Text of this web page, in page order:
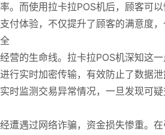
。而使用拉卡拉POS机后，顾客可
付体验，不仅提升了顾客的满意度，
营的生命线。拉卡拉POS机深知这
行实时加密传输，有效防止了数据
时监测交易异常情况，一旦发现可
遭遇过网络诈骗，资金损失惨重。